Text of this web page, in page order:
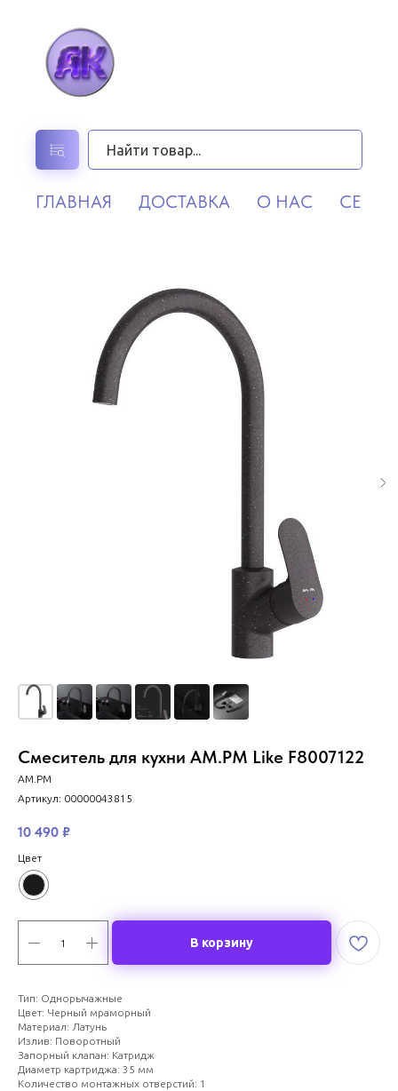
ГЛАВНАЯ ДОСТАВКА О НАС
Смеситель для кухни AM.PM Like F8007122
AM.PM
Артикул: 00000043815
10 490 ₽
Цвет
В корзину
Тип: Однорычажные
Цвет: Черный мраморный
Материал: Латунь
Излив: Поворотный
Запорный клапан: Катридж
Диаметр картриджа: 35 мм
Количество монтажных отверстий: 1